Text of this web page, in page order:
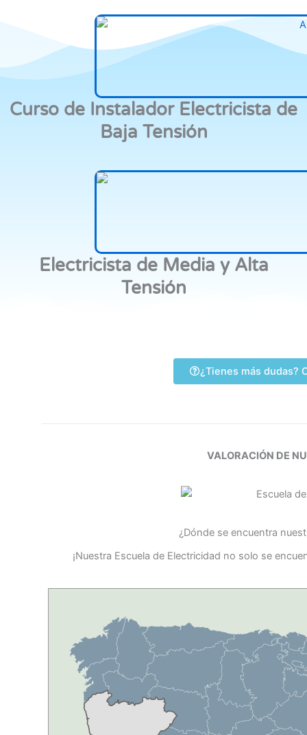
Curso de Instalador Electricista de
Baja Tensión
Electricista de Media y Alta
Tensión
¿Tienes más dudas?
VALORACIÓN DE
¿Dónde se encuentra
¡Nuestra Escuela de Electricidad no solo se